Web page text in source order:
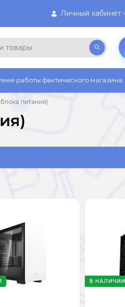
Личный кабинет
магазина. Все скидки, акции и
питания)
В НАЛИЧИИ